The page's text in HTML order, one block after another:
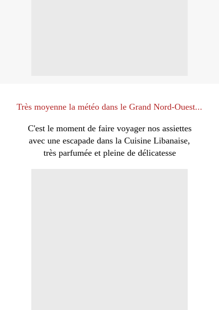
Très moyenne la météo dans le Grand Nord-Ouest...
C'est le moment de faire voyager nos assiettes
avec une escapade dans la Cuisine Libanaise,
très parfumée et pleine de délicatesse